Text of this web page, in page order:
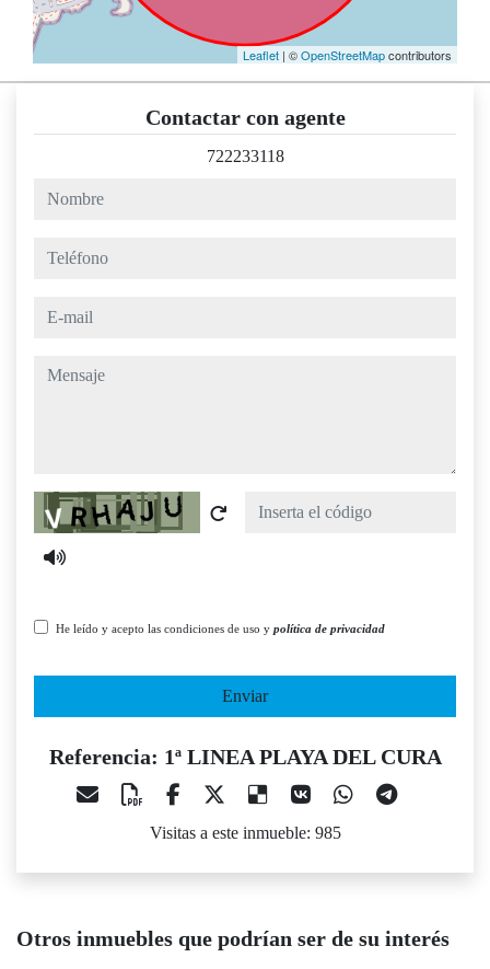
Leaflet | ©OpenStreetMapcontributors
Contactar con agente
722233118
nombre
teléfono
e-mail
mensaje
Captcha
He leído y acepto las condiciones de uso y política de privacidad
Enviar
Referencia: 1ª LINEA PLAYA DEL CURA
Visitas a este inmueble: 985
Otros inmuebles que podrían ser de su interés